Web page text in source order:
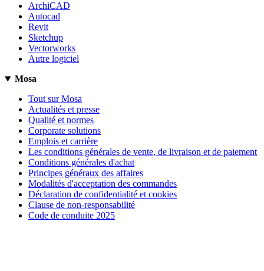
ArchiCAD
Autocad
Revit
Sketchup
Vectorworks
Autre logiciel
Mosa
Tout sur Mosa
Actualités et presse
Qualité et normes
Corporate solutions
Emplois et carrière
Les conditions générales de vente, de livraison et de paiement
Conditions générales d'achat
Principes généraux des affaires
Modalités d'acceptation des commandes
Déclaration de confidentialité et cookies
Clause de non-responsabilité
Code de conduite 2025